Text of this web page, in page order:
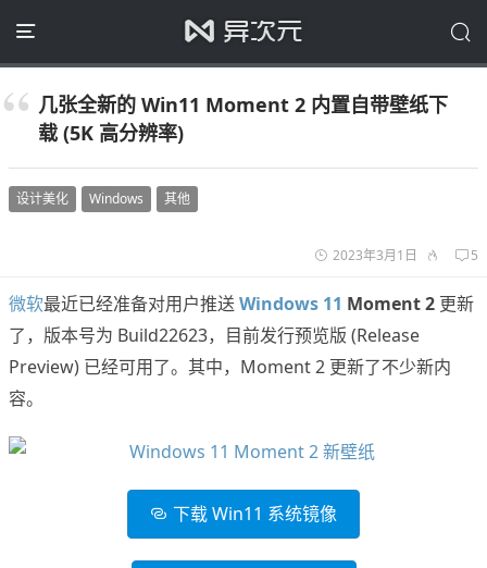
几张全新的 Win11 Moment 2 内置自带壁纸下
载 (5K 高分辨率)
设计美化 Windows 其他
2023年3月1日 5
微软最近已经准备对用户推送Windows 11 Moment 2 更新
了，版本号为 Build22623，目前发行预览版 (Release
Preview) 已经可用了。其中，Moment 2 更新了不少新内
容。
下载 Win11 系统镜像